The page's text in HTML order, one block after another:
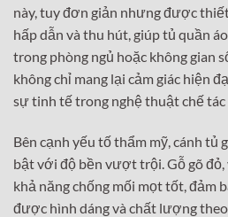
này, tuy đơn giản nhưng được
hấp dẫn và thu hút, giúp tủ quần
trong phòng ngủ hoặc không gian
không chỉ mang lại cảm giác hiện
sự tinh tế trong nghệ thuật chế tác
Bên cạnh yếu tố thẩm mỹ, cánh tủ
bật với độ bền vượt trội. Gỗ gõ đỏ,
khả năng chống mối mọt tốt, đảm
được hình dáng và chất lượng